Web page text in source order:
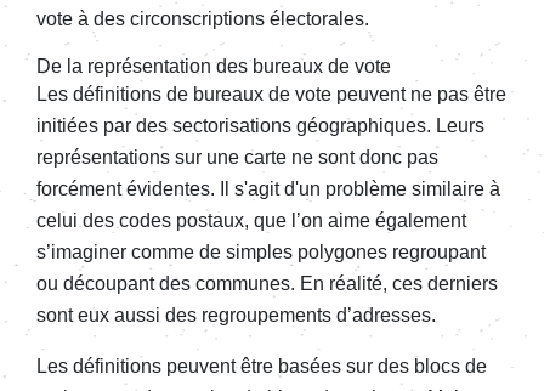
vote à des circonscriptions électorales.
De la représentation des bureaux de vote
Les définitions de bureaux de vote peuvent ne pas être
initiées par des sectorisations géographiques. Leurs
représentations sur une carte ne sont donc pas
forcément évidentes. Il s'agit d'un problème similaire à
celui des codes postaux, que l’on aime également
s’imaginer comme de simples polygones regroupant
ou découpant des communes. En réalité, ces derniers
sont eux aussi des regroupements d’adresses.
Les définitions peuvent être basées sur des blocs de